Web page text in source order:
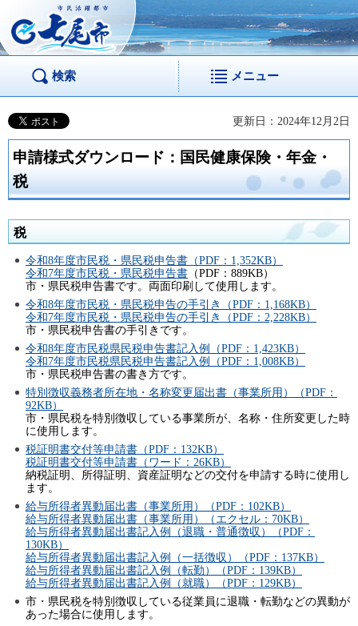
市民活躍都市 七尾
市
検索 メニュー
更新日：2024年12月2日
申請様式ダウンロード：国民健康保険・年金・
税
税
令和8年度市民税・県民税申告書（PDF：1,352KB）
令和7年度市民税・県民税申告書 （PDF：889KB）
市・県民税申告書です。両面印刷して使用します。
令和8年度市民税・県民税申告の手引き（PDF：1,168KB）
令和7年度市民税・県民税申告の手引き（PDF：2,228KB）
市・県民税申告書の手引きです。
令和8年度市民税県民税申告書記入例（PDF：1,423KB）
令和7年度市民税県民税申告書記入例（PDF：1,008KB）
市・県民税申告書の書き方です。
特別徴収義務者所在地・名称変更届出書（事業所用）（PDF：
92KB）
市・県民税を特別徴収している事業所が、名称・住所変更した時
に使用します。
税証明書交付等申請書（PDF：132KB）
税証明書交付等申請書（ワード：26KB）
納税証明、所得証明、資産証明などの交付を申請する時に使用し
ます。
給与所得者異動届出書（事業所用）（PDF：102KB）
給与所得者異動届出書（事業所用）（エクセル：70KB）
給与所得者異動届出書記入例（退職・普通徴収）（PDF：
130KB）
給与所得者異動届出書記入例（一括徴収）（PDF：137KB）
給与所得者異動届出書記入例（転勤）（PDF：139KB）
給与所得者異動届出書記入例（就職）（PDF：129KB）
市・県民税を特別徴収している従業員に退職・転勤などの異動が
あった場合に使用します。